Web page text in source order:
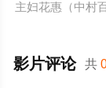
主妇花惠（中村
共
影片评论